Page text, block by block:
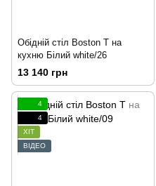
Обідній стіл Boston T на
кухню Білий white/26
13 140 грн
4
4
ХІТ
ВІДЕО